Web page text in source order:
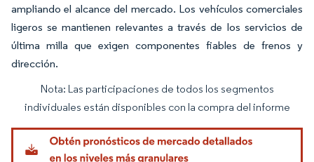
ampliando el alcance del mercado. Los vehículos comerciales
ligeros se mantienen relevantes a través de los servicios de
última milla que exigen componentes fiables de frenos y
dirección.
Imagen © Mordor Intelligence. El uso requiere atribución según CC BY 4.0.
Nota: Las participaciones de todos los segmentos
individuales están disponibles con la compra del informe